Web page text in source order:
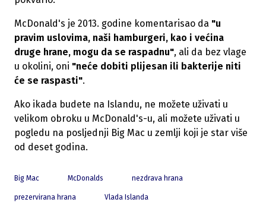
McDonald's je 2013. godine komentarisao da "u
pravim uslovima, naši hamburgeri, kao i većina
druge hrane, mogu da se raspadnu", ali da bez vlage
u okolini, oni "neće dobiti plijesan ili bakterije niti
će se raspasti".
Ako ikada budete na Islandu, ne možete uživati u
velikom obroku u McDonald's-u, ali možete uživati u
pogledu na posljednji Big Mac u zemlji koji je star više
od deset godina.
Big Mac McDonalds nezdrava hrana
prezervirana hrana Vlada Islanda